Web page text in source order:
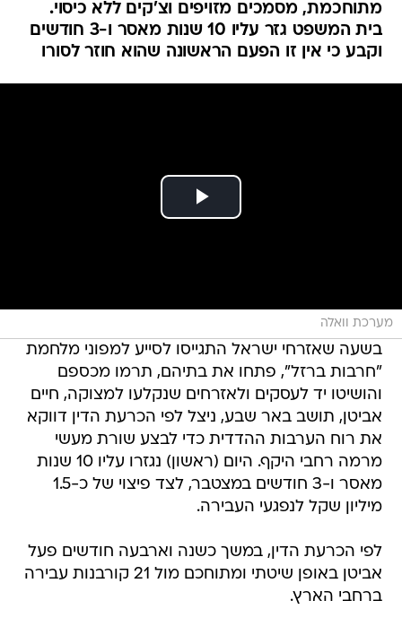
מתוחכמת, מסמכים מזויפים וצ'קים ללא כיסוי.
בית המשפט גזר עליו 10 שנות מאסר ו-3 חודשים
וקבע כי אין זו הפעם הראשונה שהוא חוזר לסורו
מערכת וואלה
בשעה שאזרחי ישראל התגייסו לסייע למפוני מלחמת
"חרבות ברזל", פתחו את בתיהם, תרמו מכספם
והושיטו יד לעסקים ולאזרחים שנקלעו למצוקה, חיים
אביטן, תושב באר שבע, ניצל לפי הכרעת הדין דווקא
את רוח הערבות ההדדית כדי לבצע שורת מעשי
מרמה רחבי היקף. היום (ראשון) נגזרו עליו 10 שנות
מאסר ו-3 חודשים במצטבר, לצד פיצוי של כ-1.5
מיליון שקל לנפגעי העבירה.
לפי הכרעת הדין, במשך כשנה וארבעה חודשים פעל
אביטן באופן שיטתי ומתוחכם מול 21 קורבנות עבירה
ברחבי הארץ.